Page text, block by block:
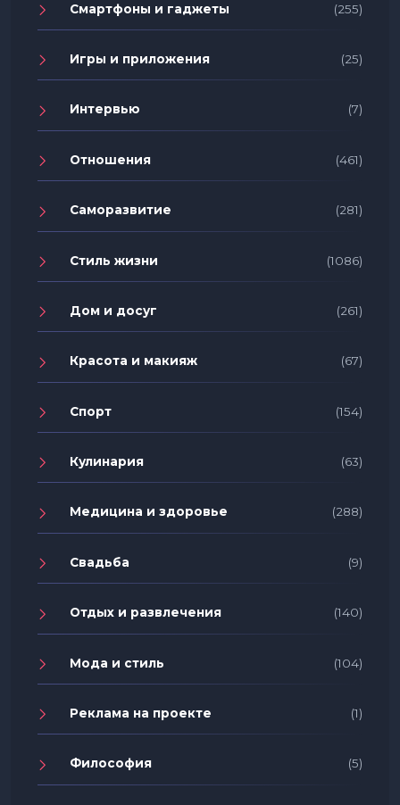
Смартфоны и гаджеты (255)
Игры и приложения (25)
Интервью (7)
Отношения (461)
Саморазвитие (281)
Стиль жизни (1086)
Дом и досуг (261)
Красота и макияж (67)
Спорт (154)
Кулинария (63)
Медицина и здоровье (288)
Свадьба (9)
Отдых и развлечения (140)
Мода и стиль (104)
Реклама на проекте (1)
Философия (5)